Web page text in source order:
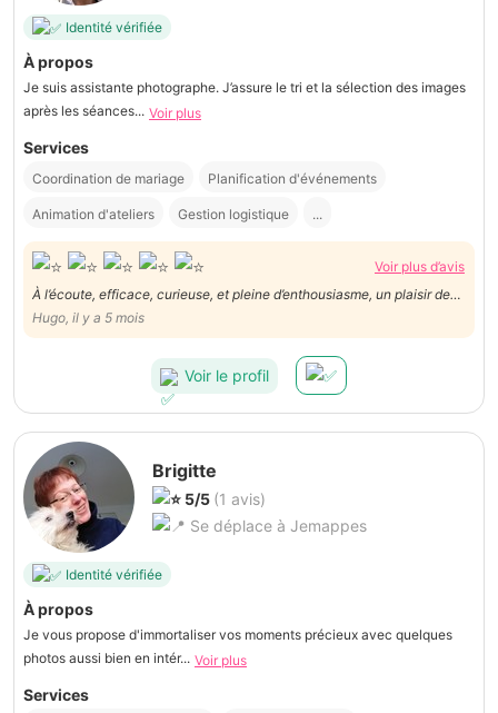
Identité vérifiée
À propos
Je suis assistante photographe. J’assure le tri et la sélection des images
après les séances... Voir plus
Services
Coordination de mariage Planification d'événements
Animation d'ateliers Gestion logistique ...
Voir plus d’avis
À l’écoute, efficace, curieuse, et pleine d’enthousiasme, un plaisir de
collaborer avec elle !
Hugo, il y a 5 mois
Voir le profil
Brigitte
5/5 (1 avis)
Se déplace à Jemappes
Identité vérifiée
À propos
Je vous propose d'immortaliser vos moments précieux avec quelques
photos aussi bien en intér... Voir plus
Services